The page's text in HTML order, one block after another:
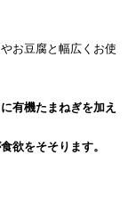
お豆腐と幅広くお使
有機たまねぎを加え
欲をそそります。